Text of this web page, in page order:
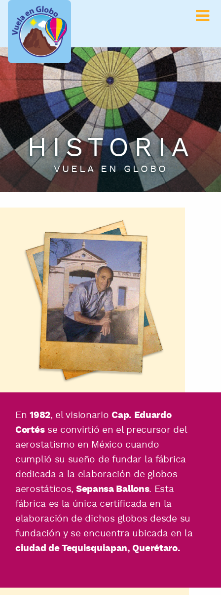
HISTORIA
VUELA EN GLOBO
En1982, el visionarioCap. Eduardo
Cortésse convirtió en el precursor del
aerostatismo en México cuando
cumplió su sueño de fundar la fábrica
dedicada a la elaboración de globos
aerostáticos, Sepansa Ballons. Esta
fábrica es la única certificada en la
elaboración de dichos globos desde su
fundación y se encuentra ubicada en la
ciudad de Tequisquiapan, Querétaro.